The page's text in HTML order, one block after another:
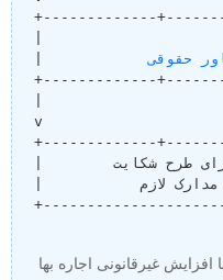
حقوقی
افزایش غیرقانونی اجاره بها